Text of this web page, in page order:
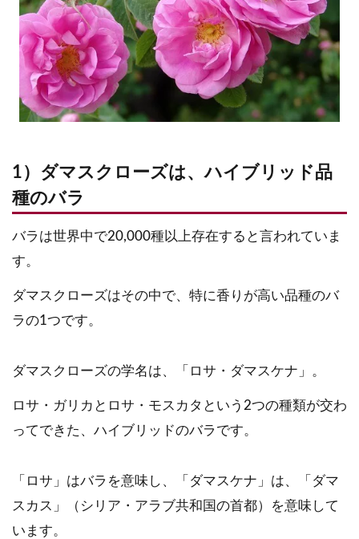
1）ダマスクローズは、ハイブリッド品
種のバラ
バラは世界中で20,000種以上存在すると言われていま
す。
ダマスクローズはその中で、特に香りが高い品種のバ
ラの1つです。
ダマスクローズの学名は、「ロサ・ダマスケナ」。
ロサ・ガリカとロサ・モスカタという2つの種類が交わ
ってできた、ハイブリッドのバラです。
「ロサ」はバラを意味し、「ダマスケナ」は、「ダマ
スカス」（シリア・アラブ共和国の首都）を意味して
います。